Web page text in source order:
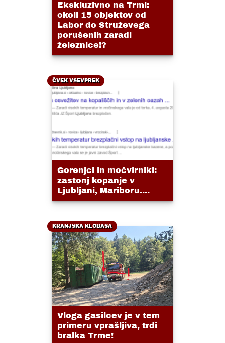
Ekskluzivno na Trmi:
okoli 15 objektov od
Labor do Struževega
porušenih zaradi
železnice!?
ČVEK VSEVPREK
Gorenjci in močvirniki:
zastonj kopanje v
Ljubljani, Mariboru....
KRANJSKA KLOBASA
Vloga gasilcev je v tem
primeru vprašljiva, trdi
bralka Trme!